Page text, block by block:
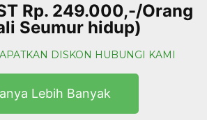
Rp. 249.000,-/Orang
Seumur hidup)
DISKON HUBUNGI KAMI
Lebih Banyak